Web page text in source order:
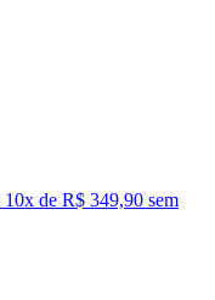
10x de R$ 349,90 sem